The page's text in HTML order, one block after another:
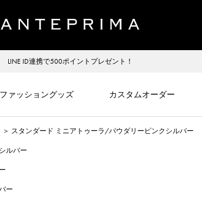
LINE ID連携で500ポイントプレゼント！
ファッショングッズ カスタムオーダー
＞ スタンダード ミニアトゥーラ/パウダリーピンクシルバー
ルバー
ー